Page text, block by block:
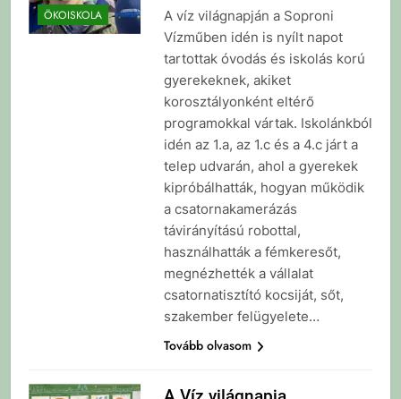
ÖKOISKOLA
A víz világnapján a Soproni
Vízműben idén is nyílt napot
tartottak óvodás és iskolás korú
gyerekeknek, akiket
korosztályonként eltérő
programokkal vártak. Iskolánkból
idén az 1.a, az 1.c és a 4.c járt a
telep udvarán, ahol a gyerekek
kipróbálhatták, hogyan működik
a csatornakamerázás
távirányítású robottal,
használhatták a fémkeresőt,
megnézhették a vállalat
csatornatisztító kocsiját, sőt,
szakember felügyelete…
Tovább olvasom